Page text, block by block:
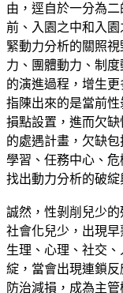
由，逕自於一分為
前、入園之中和入
緊動力分析的關照
力、團體動力、制
的演進過程，增生
指陳出來的是當前
損點設置，進而欠
的處遇計畫，欠缺
學習、任務中心、
找出動力分析的破綻
誠然，性剝削兒少
社會化兒少，出現早
生理、心理、社交
綻，當會出現連鎖
防治減損，成為主